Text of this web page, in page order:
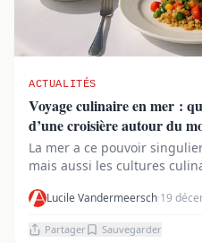
ACTUALITÉS
Voyage culinaire en mer :
d’une croisière autour du
La mer a ce pouvoir
mais aussi les cultures
Lucile Vandermeersch·19
Partager Sauvegarder